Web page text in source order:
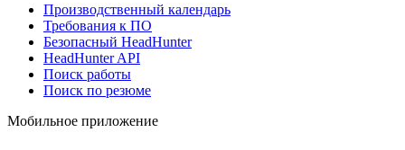
Производственный календарь
Требования к ПО
Безопасный HeadHunter
HeadHunter API
Поиск работы
Поиск по резюме
Мобильное приложение